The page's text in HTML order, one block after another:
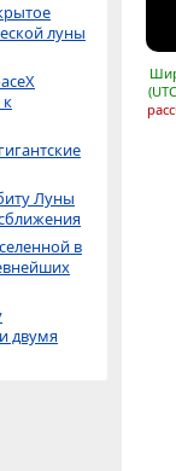
луны
к
Луны
в
двумя